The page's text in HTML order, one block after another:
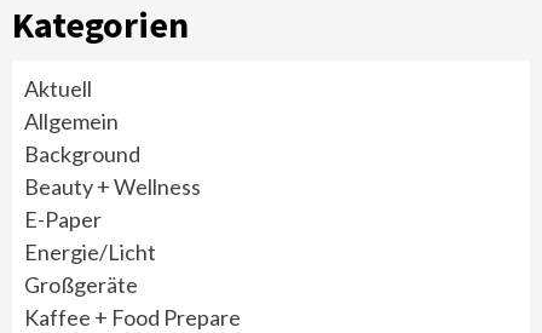
Kategorien
Aktuell
Allgemein
Background
Beauty + Wellness
E-Paper
Energie/Licht
Großgeräte
Kaffee + Food Prepare